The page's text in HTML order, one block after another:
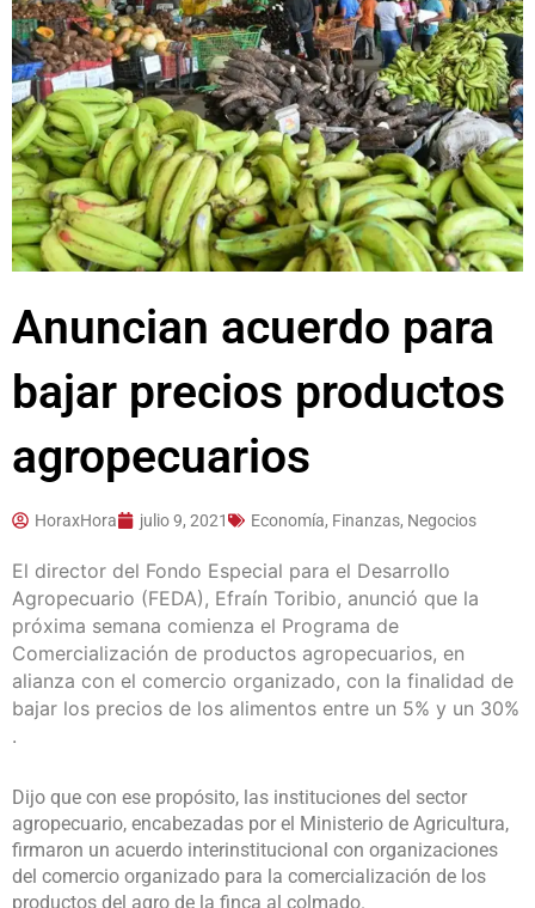
Anuncian acuerdo para
bajar precios productos
agropecuarios
HoraxHora julio 9, 2021 Economía, Finanzas, Negocios
El director del Fondo Especial para el Desarrollo
Agropecuario (FEDA), Efraín Toribio, anunció que la
próxima semana comienza el Programa de
Comercialización de productos agropecuarios, en
alianza con el comercio organizado, con la finalidad de
bajar los precios de los alimentos entre un 5% y un 30%
.
Dijo que con ese propósito, las instituciones del sector
agropecuario, encabezadas por el Ministerio de Agricultura,
firmaron un acuerdo interinstitucional con organizaciones
del comercio organizado para la comercialización de los
productos del agro de la finca al colmado.